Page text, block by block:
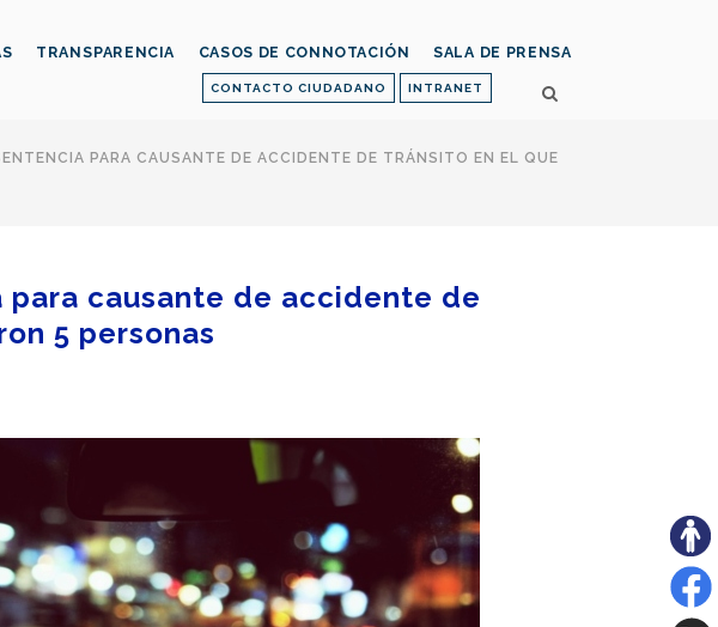
CONTACTO CIUDADANO INTRANET
TRANSPARENCIA CASOS DE CONNOTACIÓN SALA DE PRENSA
PARA CAUSANTE DE ACCIDENTE DE TRÁNSITO EN EL QUE
causante de accidente de
5 personas